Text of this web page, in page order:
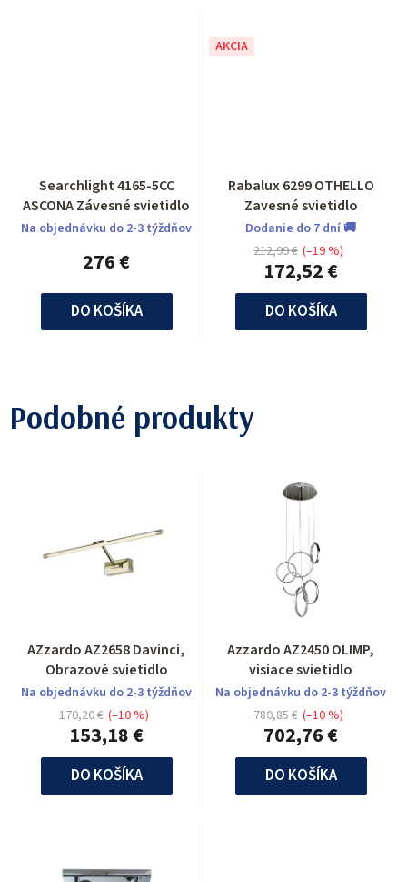
Searchlight 4165-5CC
ASCONA Závesné svietidlo
Na objednávku do 2-3 týždňov
276 €
DO KOŠÍKA
AKCIA
Rabalux 6299 OTHELLO
Zavesné svietidlo
Dodanie do 7 dní 🚚
172,52 €
212,99 € (–19 %)
DO KOŠÍKA
Podobné produkty
AZzardo AZ2658 Davinci,
Obrazové svietidlo
Na objednávku do 2-3 týždňov
153,18 €
170,20 € (–10 %)
DO KOŠÍKA
Azzardo AZ2450 OLIMP,
visiace svietidlo
Na objednávku do 2-3 týždňov
702,76 €
780,85 € (–10 %)
DO KOŠÍKA